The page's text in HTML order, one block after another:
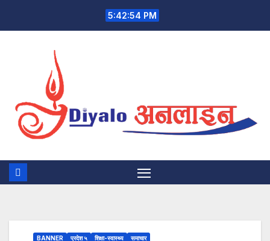
5:42:55 PM
BANNER प्रदेश ५ शिक्षा-स्वास्थ्य समाचार